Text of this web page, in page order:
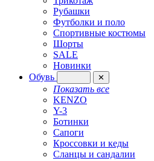
Рубашки
Футболки и поло
Спортивные костюмы
Шорты
SALE
Новинки
Обувь
✕
Показать все
KENZO
Y-3
Ботинки
Сапоги
Кроссовки и кеды
Сланцы и сандалии